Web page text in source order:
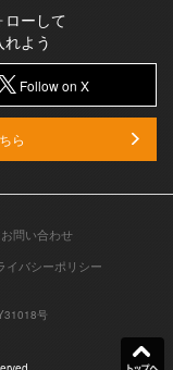
ローして
よう
Follow on X
ら
問い合わせ
イバシーポリシー
号